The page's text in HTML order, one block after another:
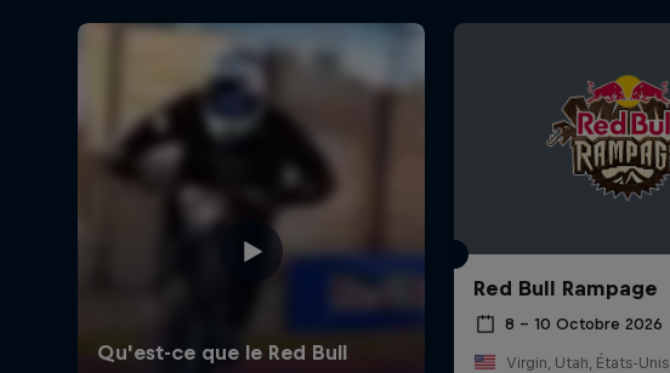
Red Bull Rampage
8 – 10 Octobre 2026
Virgin, Utah, États-Unis